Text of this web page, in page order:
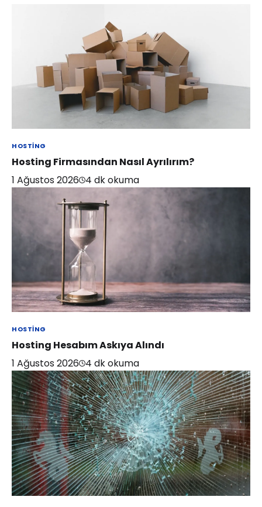
HOSTING
Hosting Firmasından Nasıl Ayrılırım?
1 Ağustos 2026 4 dk okuma
HOSTING
Hosting Hesabım Askıya Alındı
1 Ağustos 2026 4 dk okuma